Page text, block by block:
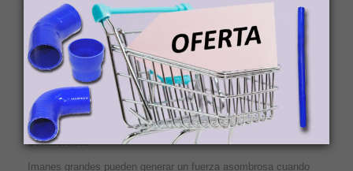
pequeños en los enchufes. Vigile a sus niños cuando esté;n
jugando con imanes. No deje imanes grandes al alcance de los
niños por el peligro de contusión que estos suponen, de la
misma manera que lo hace con objetos afilados y otros
materiales peligrosos. Los imanes de NdFeB no están indicados
como juguetes para menores de 9 años ya que pueden ser
fácilmente tragados. En caso de ingestión de varios imanes
pequeños, tenga en cuenta que é;stos pueden fijarse en el
intestino y causar lesiones con riesgo de muerte.
Contusiones
Imanes grandes pueden generar un fuerza asombrosa cuando